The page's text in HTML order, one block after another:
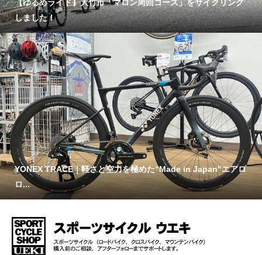
【ゆるめライド】大竹市「マロン周回コース」をサイクリング
しました！
YONEX TRACE｜軽さと空力を極めた“Made in Japan”エアロ
ロ...